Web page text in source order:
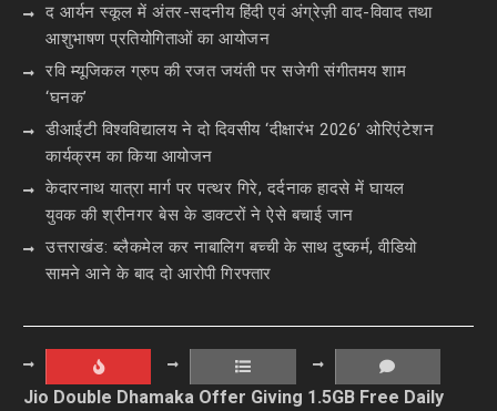
द आर्यन स्कूल में अंतर-सदनीय हिंदी एवं अंग्रेज़ी वाद-विवाद तथा
आशुभाषण प्रतियोगिताओं का आयोजन
रवि म्यूजिकल ग्रुप की रजत जयंती पर सजेगी संगीतमय शाम
‘घनक’
डीआईटी विश्वविद्यालय ने दो दिवसीय ‘दीक्षारंभ 2026’ ओरिएंटेशन
कार्यक्रम का किया आयोजन
केदारनाथ यात्रा मार्ग पर पत्थर गिरे, दर्दनाक हादसे में घायल
युवक की श्रीनगर बेस के डाक्टरों ने ऐसे बचाई जान
उत्तराखंड: ब्लैकमेल कर नाबालिग बच्ची के साथ दुष्कर्म, वीडियो
सामने आने के बाद दो आरोपी गिरफ्तार
Jio Double Dhamaka Offer Giving 1.5GB Free Daily